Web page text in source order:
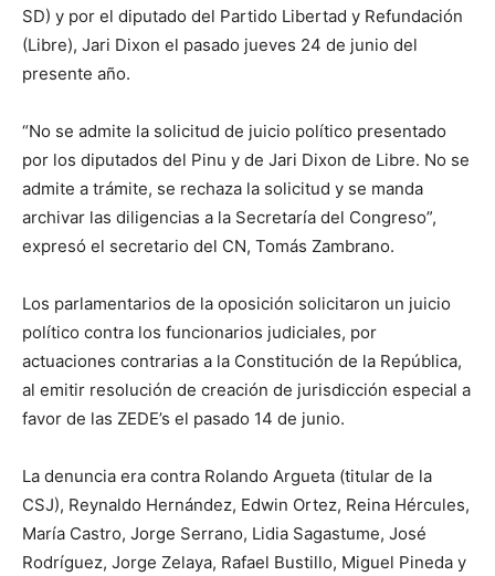
SD) y por el diputado del Partido Libertad y Refundación
(Libre), Jari Dixon el pasado jueves 24 de junio del
presente año.
“No se admite la solicitud de juicio político presentado
por los diputados del Pinu y de Jari Dixon de Libre. No se
admite a trámite, se rechaza la solicitud y se manda
archivar las diligencias a la Secretaría del Congreso”,
expresó el secretario del CN, Tomás Zambrano.
Los parlamentarios de la oposición solicitaron un juicio
político contra los funcionarios judiciales, por
actuaciones contrarias a la Constitución de la República,
al emitir resolución de creación de jurisdicción especial a
favor de las ZEDE’s el pasado 14 de junio.
La denuncia era contra Rolando Argueta (titular de la
CSJ), Reynaldo Hernández, Edwin Ortez, Reina Hércules,
María Castro, Jorge Serrano, Lidia Sagastume, José
Rodríguez, Jorge Zelaya, Rafael Bustillo, Miguel Pineda y